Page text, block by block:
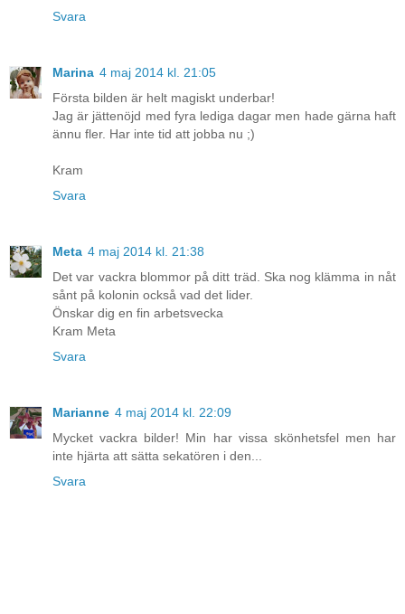
Svara
Marina 4 maj 2014 kl. 21:05
Första bilden är helt magiskt underbar!
Jag är jättenöjd med fyra lediga dagar men hade gärna haft
ännu fler. Har inte tid att jobba nu ;)
Kram
Svara
Meta 4 maj 2014 kl. 21:38
Det var vackra blommor på ditt träd. Ska nog klämma in nåt
sånt på kolonin också vad det lider.
Önskar dig en fin arbetsvecka
Kram Meta
Svara
Marianne 4 maj 2014 kl. 22:09
Mycket vackra bilder! Min har vissa skönhetsfel men har
inte hjärta att sätta sekatören i den...
Svara